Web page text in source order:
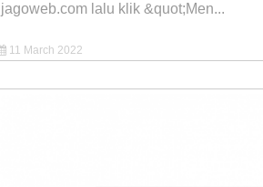
jagoweb.com lalu klik &quot;Men...
11 March 2022